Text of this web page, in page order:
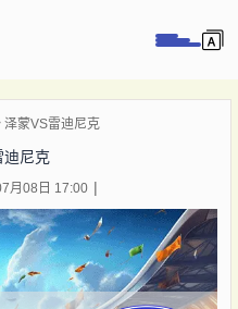
泽蒙VS雷迪尼克
迪尼克
月08日 17:00